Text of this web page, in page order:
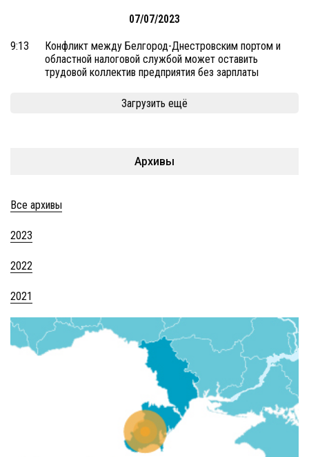
07/07/2023
9:13
Конфликт между Белгород-Днестровским портом и
областной налоговой службой может оставить
трудовой коллектив предприятия без зарплаты
Загрузить ещё
Архивы
Все архивы
2023
2022
2021